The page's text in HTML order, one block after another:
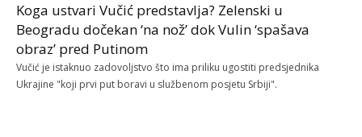
Koga ustvari Vučić predstavlja? Zelenski u
Beogradu dočekan ‘na nož’ dok Vulin ‘spašava
obraz’ pred Putinom
Vučić je istaknuo zadovoljstvo što ima priliku ugostiti predsjednika
Ukrajine "koji prvi put boravi u službenom posjetu Srbiji".